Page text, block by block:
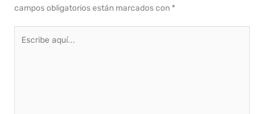
campos obligatorios están marcados con *
aquí...